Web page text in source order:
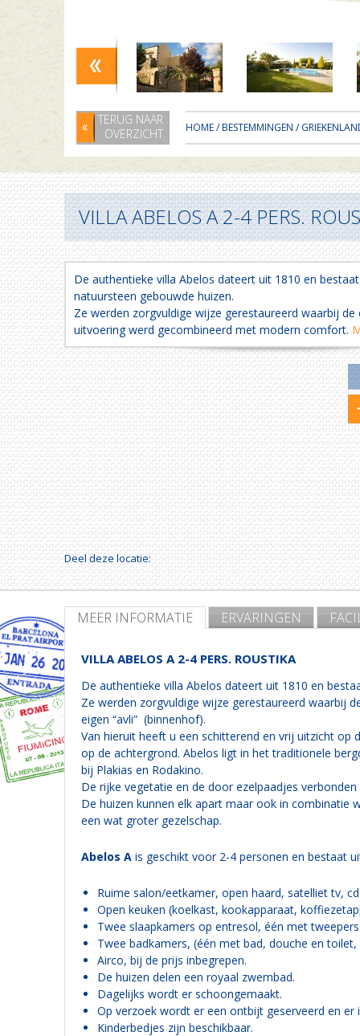
TERUG NAAR
OVERZICHT
HOME/BESTEMMINGEN /
VILLA ABELOS A 2-4 PERS.
De authentieke villa Abelos dateert uit 1810 en
natuursteen gebouwde huizen.
Ze werden zorgvuldige wijze gerestaureerd waarbij de
uitvoering werd gecombineerd met modern comfort.
Deel deze locatie:
MEER INFORMATIE ERVARINGEN
VILLA ABELOS A 2-4 PERS. ROUSTIKA
De authentieke villa Abelos dateert uit 1810 en
Ze werden zorgvuldige wijze gerestaureerd waarbij
eigen “avli” (binnenhof).
Van hieruit heeft u een schitterend en vrij uitzicht op
op de achtergrond. Abelos ligt in het traditionele
bij Plakias en Rodakino.
De rijke vegetatie en de door ezelpaadjes
De huizen kunnen elk apart maar ook in combinatie
een wat groter gezelschap.
Abelos Ais geschikt voor 2-4 personen en bestaat
Ruime salon/eetkamer, open haard, satelliet tv,
Open keuken (koelkast, kookapparaat,
Twee slaapkamers op entresol, één met
Twee badkamers, (één met bad, douche en
Airco, bij de prijs inbegrepen.
De huizen delen een royaal zwembad.
Dagelijks wordt er schoongemaakt.
Op verzoek wordt er een ontbijt geserveerd en
Kinderbedjes zijn beschikbaar.